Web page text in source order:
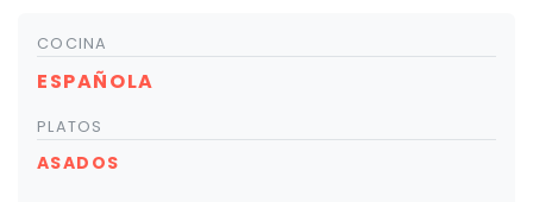
COCINA
ESPAÑOLA
PLATOS
ASADOS